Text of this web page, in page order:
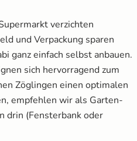
und Keimdauer
verzichten
und Verpackung sparen
ganz einfach selbst anbauen.
sich hervorragend zum
Zöglingen einen optimalen
empfehlen wir als Garten-
drin (Fensterbank oder